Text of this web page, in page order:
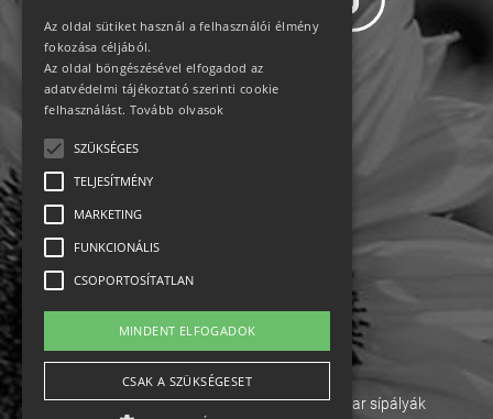
Adatvédelem
Impresszum-kapcsolat
English
Ebike Osztrák sípályák Magyar sípályák
Az oldal sütiket használ a felhasználói élmény
fokozása céljából.
Az oldal böngészésével elfogadod az
adatvédelmi tájékoztató szerinti cookie
felhasználást. Tovább olvasok
SZÜKSÉGES
TELJESÍTMÉNY
MARKETING
FUNKCIONÁLIS
CSOPORTOSÍTATLAN
MINDENT ELFOGADOK
CSAK A SZÜKSÉGESET